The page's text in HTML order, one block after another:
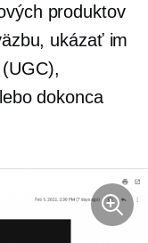
produktov
ukázať im
dokonca